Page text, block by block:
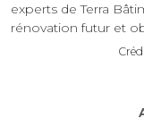
experts de Terra
rénovation futur et